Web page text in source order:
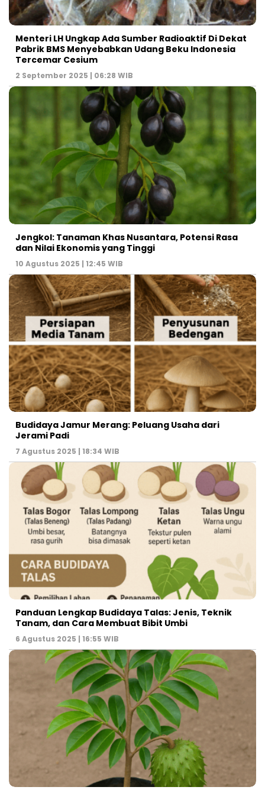
Menteri LH Ungkap Ada Sumber Radioaktif Di Dekat
Pabrik BMS Menyebabkan Udang Beku Indonesia
Tercemar Cesium
2 September 2025 | 06:28 WIB
Jengkol: Tanaman Khas Nusantara, Potensi Rasa
dan Nilai Ekonomis yang Tinggi
10 Agustus 2025 | 12:45 WIB
Budidaya Jamur Merang: Peluang Usaha dari
Jerami Padi
7 Agustus 2025 | 18:34 WIB
Panduan Lengkap Budidaya Talas: Jenis, Teknik
Tanam, dan Cara Membuat Bibit Umbi
6 Agustus 2025 | 16:55 WIB